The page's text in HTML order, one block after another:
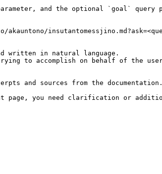
and the optional `goal` query
written in natural language.
to accomplish on behalf of the
and sources from the documentation.
page, you need clarification or